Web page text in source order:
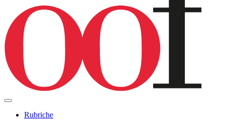
Rubriche